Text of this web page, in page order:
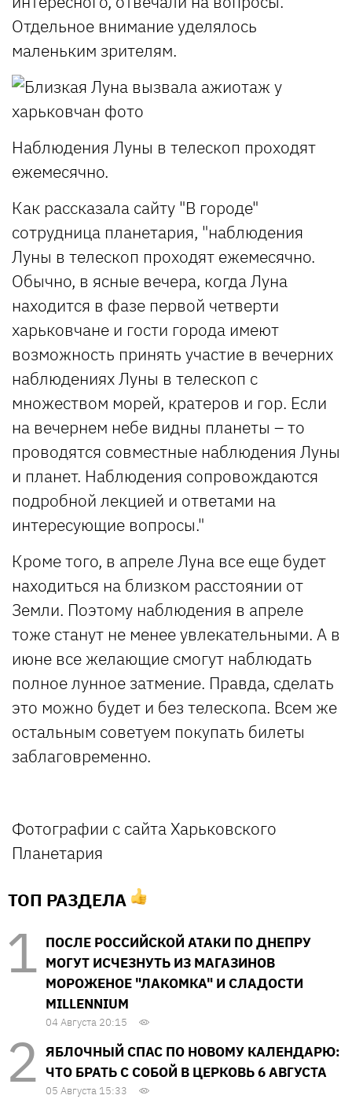
Отдельное внимание уделялось
маленьким зрителям.
Наблюдения Луны в телескоп проходят
ежемесячно.
Как рассказала сайту "В городе"
сотрудница планетария, "наблюдения
Луны в телескоп проходят ежемесячно.
Обычно, в ясные вечера, когда Луна
находится в фазе первой четверти
харьковчане и гости города имеют
возможность принять участие в вечерних
наблюдениях Луны в телескоп с
множеством морей, кратеров и гор. Если
на вечернем небе видны планеты – то
проводятся совместные наблюдения Луны
и планет. Наблюдения сопровождаются
подробной лекцией и ответами на
интересующие вопросы."
Кроме того, в апреле Луна все еще будет
находиться на близком расстоянии от
Земли. Поэтому наблюдения в апреле
тоже станут не менее увлекательными. А в
июне все желающие смогут наблюдать
полное лунное затмение. Правда, сделать
это можно будет и без телескопа. Всем же
остальным советуем покупать билеты
заблаговременно.
Фотографии с сайта Харьковского
Планетария
ТОП РАЗДЕЛА
ПОСЛЕ РОССИЙСКОЙ АТАКИ ПО ДНЕПРУ
МОГУТ ИСЧЕЗНУТЬ ИЗ МАГАЗИНОВ
МОРОЖЕНОЕ "ЛАКОМКА" И СЛАДОСТИ
MILLENNIUM
04 Августа 20:15
ЯБЛОЧНЫЙ СПАС ПО НОВОМУ КАЛЕНДАРЮ:
ЧТО БРАТЬ С СОБОЙ В ЦЕРКОВЬ 6 АВГУСТА
05 Августа 15:33